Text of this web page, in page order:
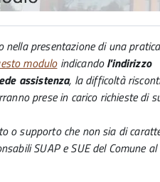
nella presentazione di una
moduloindicandol'indirizzo
assistenza, la difficoltà
prese in carico richieste di
o supporto che non sia di
SUAP e SUE del Comune